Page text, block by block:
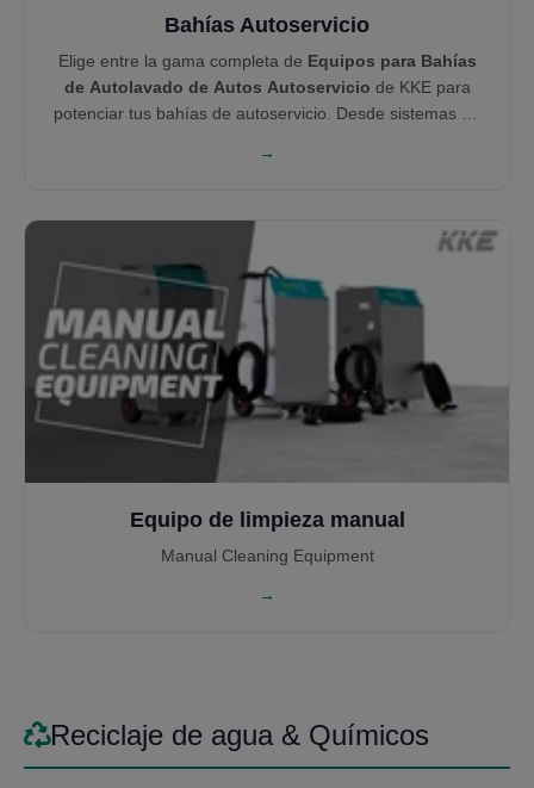
Bahías Autoservicio
Elige entre la gama completa de Equipos para Bahías
de Autolavado de Autos Autoservicio de KKE para
potenciar tus bahías de autoservicio. Desde sistemas de
rentabilidad.
→
Equipo de limpieza manual
Manual Cleaning Equipment
→
Reciclaje de agua & Químicos